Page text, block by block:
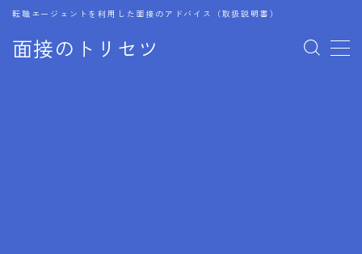
面接のトリセツ
転職エージェントを利用した面接のアドバイス（取扱説明書）
MENU